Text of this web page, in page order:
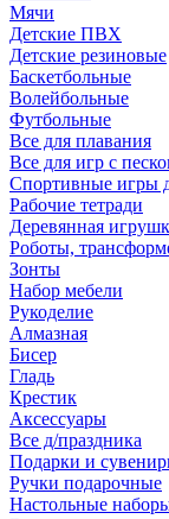
Мячи
Детские ПВХ
Детские резиновые
Баскетбольные
Волейбольные
Футбольные
Все для плавания
Все для игр с
Спортивные игры
Рабочие тетради
Деревянная
Роботы,
Зонты
Набор мебели
Рукоделие
Алмазная
Бисер
Гладь
Крестик
Аксессуары
Все д/праздника
Подарки и
Ручки подарочные
Настольные